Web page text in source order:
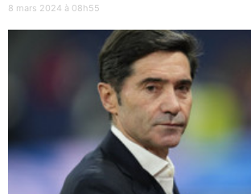
8 mars 2024 à 08h55